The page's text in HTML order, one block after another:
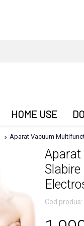
HOME USE
Aparat Vacuum
Aparat
Cod produs: